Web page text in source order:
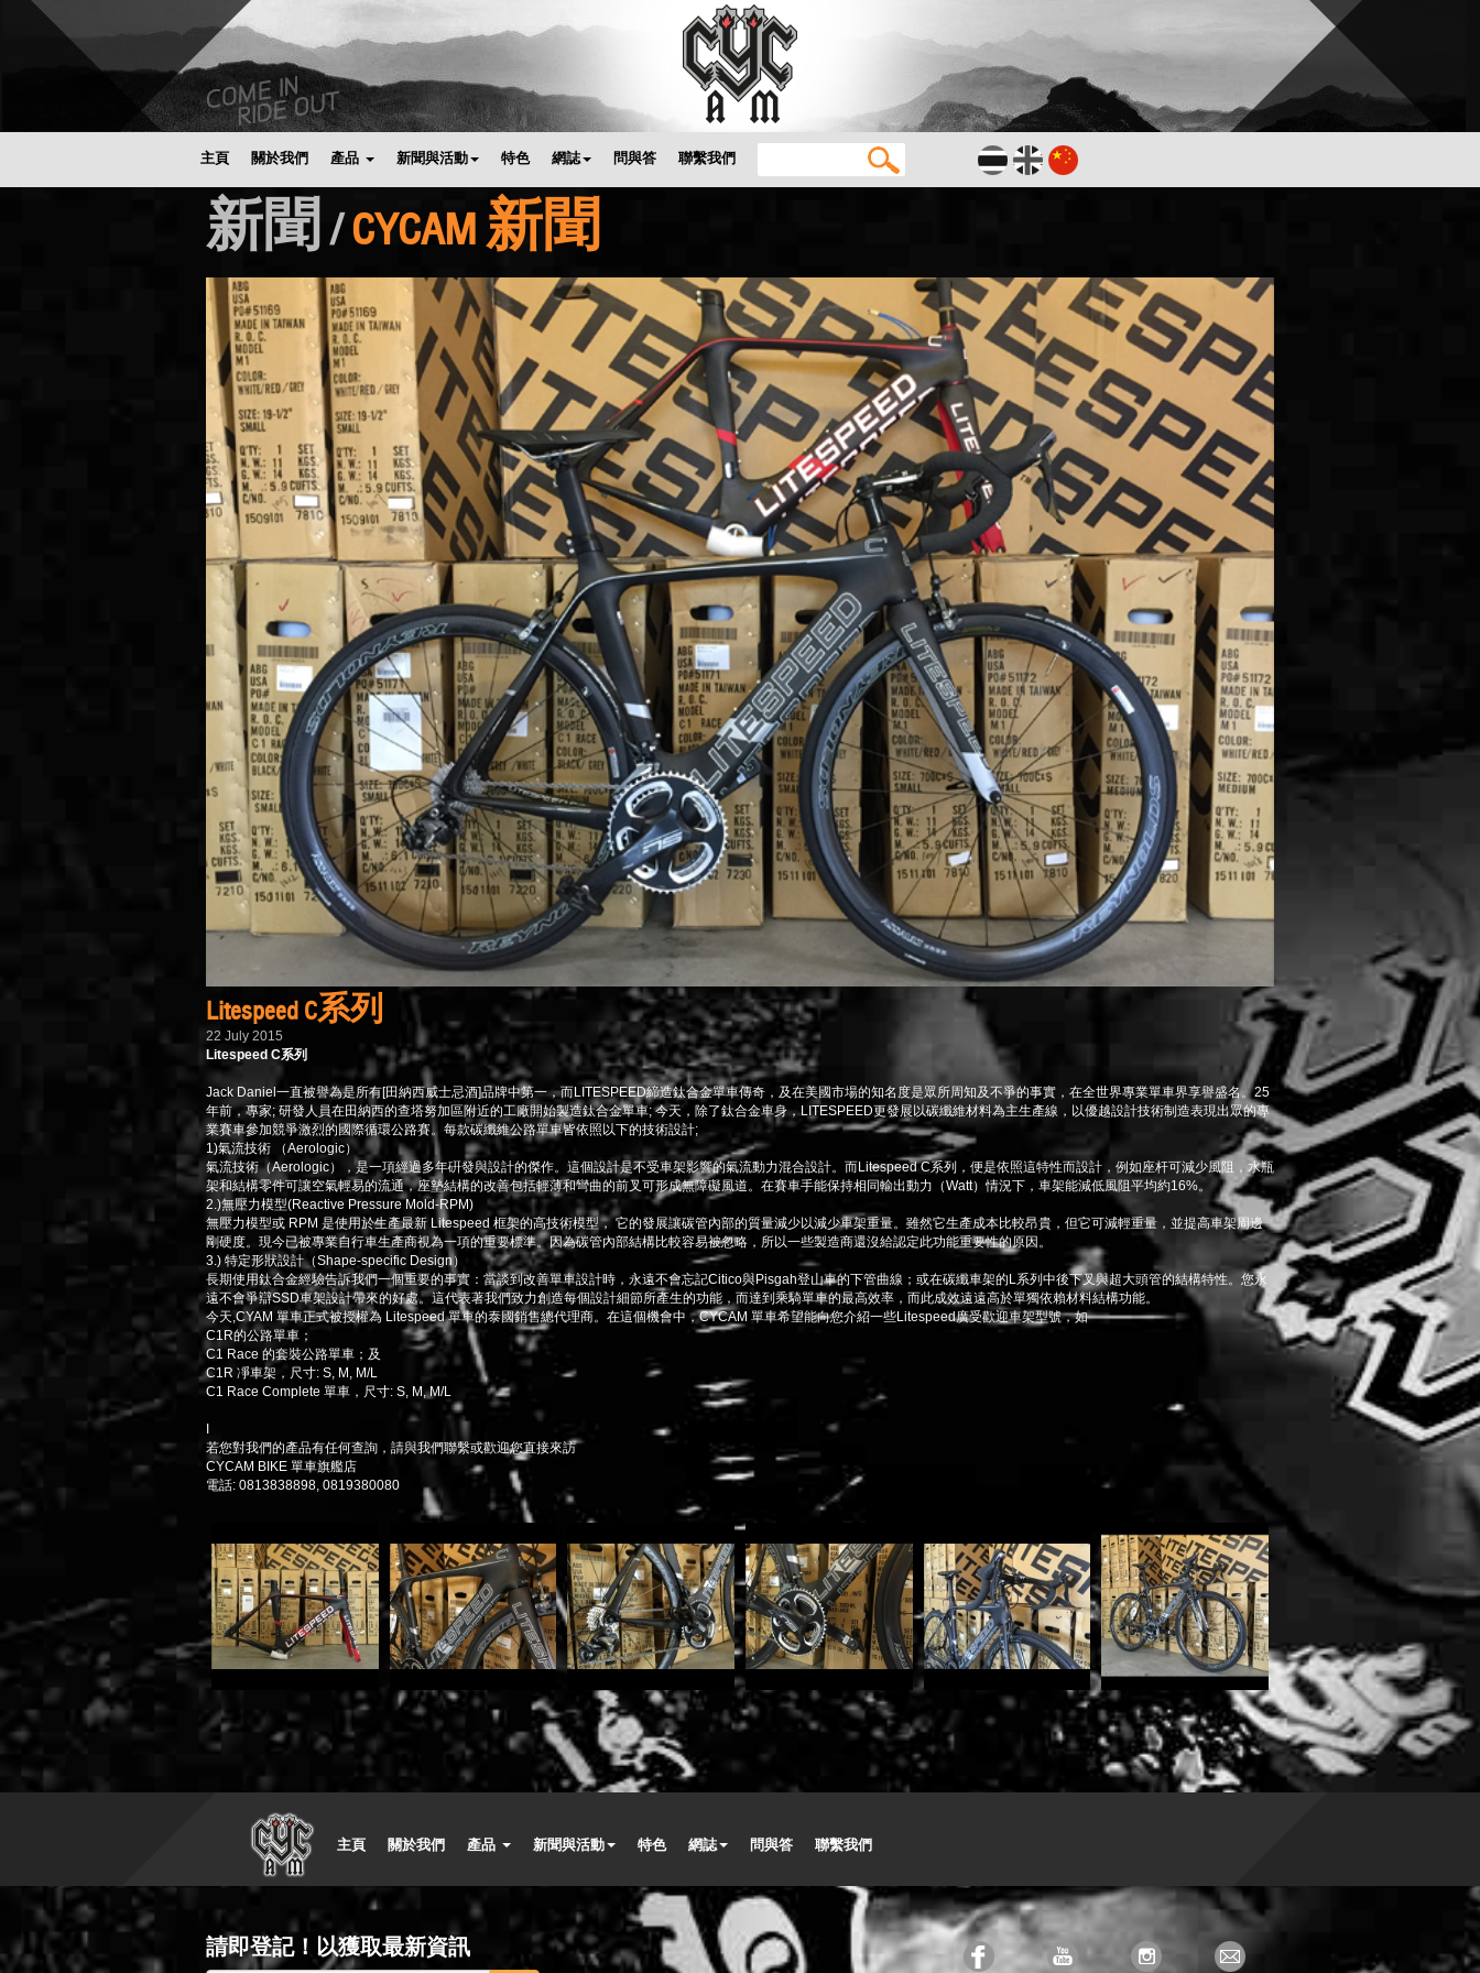
主頁 關於我們 產品 新聞與活動 特色 網誌 問與答 聯繫我們
新聞 /CYCAM 新聞
Litespeed C系列
22 July 2015
Litespeed C系列
Jack Daniel一直被譽為是所有[田納西威士忌酒]品牌中第一，而LITESPEED締造鈦合金單車傳奇，及在美國市場的知名度是眾所周知及不爭的事實，在全世界專業單車界享譽盛名。25
年前，專家; 研發人員在田納西的查塔努加區附近的工廠開始製造鈦合金單車; 今天，除了鈦合金車身，LITESPEED更發展以碳纖維材料為主生產線，以優越設計技術制造表現出眾的專
業賽車參加競爭激烈的國際循環公路賽。每款碳纖維公路單車皆依照以下的技術設計;
1)氣流技術 （Aerologic）
氣流技術（Aerologic），是一項經過多年硏發與設計的傑作。這個設計是不受車架影響的氣流動力混合設計。而Litespeed C系列，便是依照這特性而設計，例如座杆可減少風阻，水瓶
架和結構零件可讓空氣輕易的流通，座墊結構的改善包括輕薄和彎曲的前叉可形成無障礙風道。在賽車手能保持相同輸出動力（Watt）情況下，車架能減低風阻平均約16%。
2.)無壓力模型(Reactive Pressure Mold-RPM)
無壓力模型或 RPM 是使用於生產最新 Litespeed 框架的高技術模型， 它的發展讓碳管內部的質量減少以減少車架重量。雖然它生產成本比較昂貴，但它可減輕重量，並提高車架周邊
剛硬度。現今已被專業自行車生產商視為一項的重要標準。因為碳管內部結構比較容易被忽略，所以一些製造商還沒給認定此功能重要性的原因。
3.) 特定形狀設計（Shape-specific Design）
長期使用鈦合金經驗告訴我們一個重要的事實：當談到改善單車設計時，永遠不會忘記Citico與Pisgah登山車的下管曲線；或在碳纖車架的L系列中後下叉與超大頭管的結構特性。您永
遠不會爭辯SSD車架設計帶來的好處。這代表著我們致力創造每個設計細節所產生的功能，而達到乘騎單車的最高效率，而此成效遠遠高於單獨依賴材料結構功能。
今天,CYAM 單車正式被授權為 Litespeed 單車的泰國銷售總代理商。在這個機會中，CYCAM 單車希望能向您介紹一些Litespeed廣受歡迎車架型號，如
C1R的公路單車；
C1 Race 的套裝公路單車；及
C1R 凈車架，尺寸: S, M, M/L
C1 Race Complete 單車，尺寸: S, M, M/L
若您對我們的產品有任何查詢，請與我們聯繫或歡迎您直接來訪
CYCAM BIKE 單車旗艦店
電話: 0813838898, 0819380080
主頁 關於我們 產品 新聞與活動 特色 網誌 問與答 聯繫我們
請即登記！以獲取最新資訊